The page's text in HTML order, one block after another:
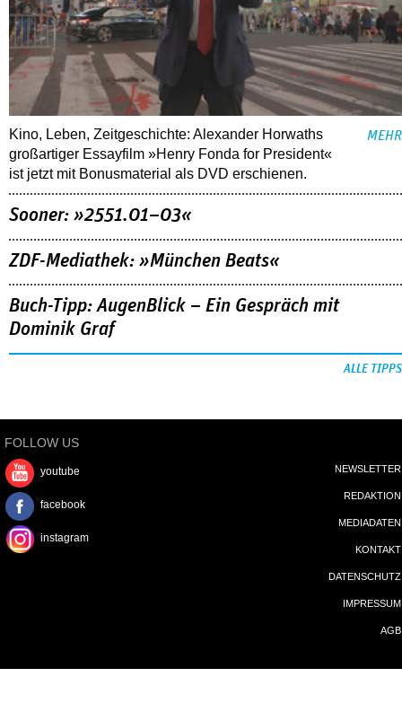
Kino, Leben, Zeitgeschichte: Alexander Horwaths
großartiger Essayfilm »Henry Fonda for President«
ist jetzt mit Bonusmaterial als DVD erschienen.
MEHR
Sooner: »2551.01–03«
ZDF-Mediathek: »München Beats«
Buch-Tipp: AugenBlick – Ein Gespräch mit
Dominik Graf
ALLE TIPPS
FOLLOW US
youtube
facebook
instagram
NEWSLETTER
REDAKTION
MEDIADATEN
KONTAKT
DATENSCHUTZ
IMPRESSUM
AGB